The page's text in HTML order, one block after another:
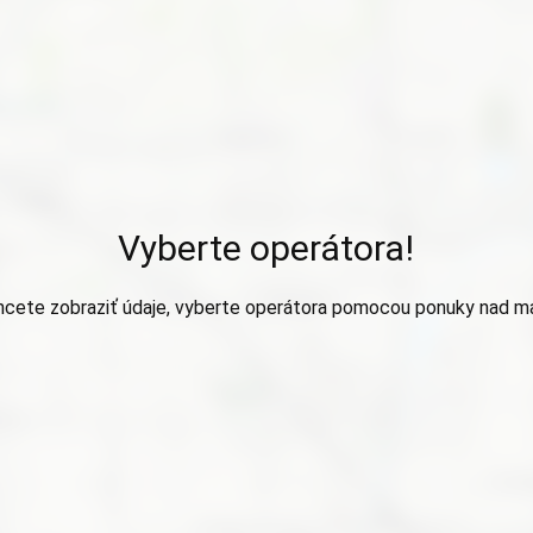
Vyberte operátora!
zobraziť údaje, vyberte operátora pomocou ponuky nad